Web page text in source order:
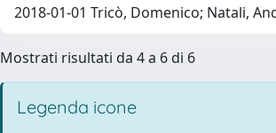
2018-01-01 Tricò, Domenico; Natali,
Mostrati risultati da 4 a 6 di 6
Legenda icone